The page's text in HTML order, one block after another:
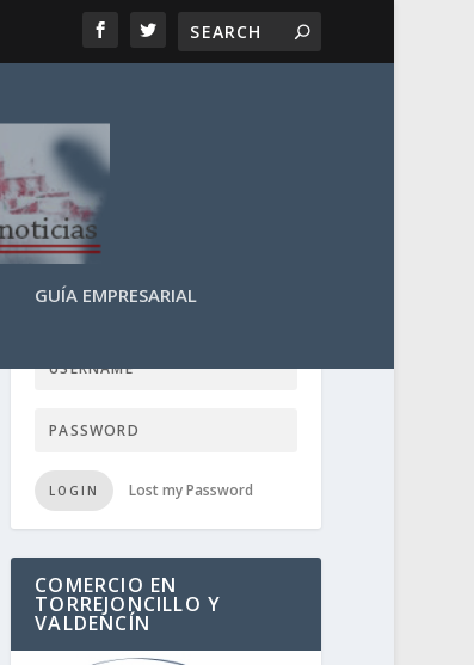
GUÍA EMPRESARIAL
LOGIN USER TTN
LOGIN Lost my Password
COMERCIO EN
TORREJONCILLO Y
VALDENCÍN